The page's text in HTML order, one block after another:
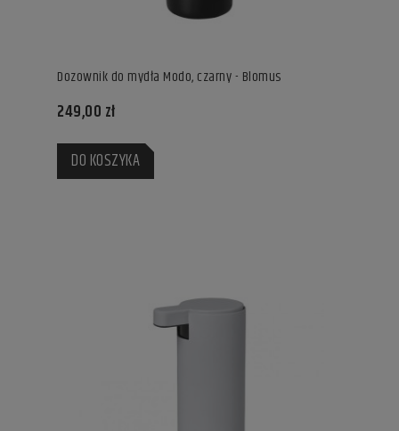
Dozownik do mydła Modo, czarny - Blomus
249,00 zł
DO KOSZYKA